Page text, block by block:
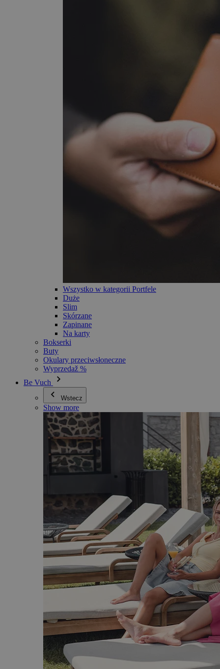
Wszystko w kategorii Portfele
Duże
Slim
Skórzane
Zapinane
Na karty
Bokserki
Buty
Okulary przeciwsłoneczne
Wyprzedaž %
Be Vuch
Wstecz
Show more